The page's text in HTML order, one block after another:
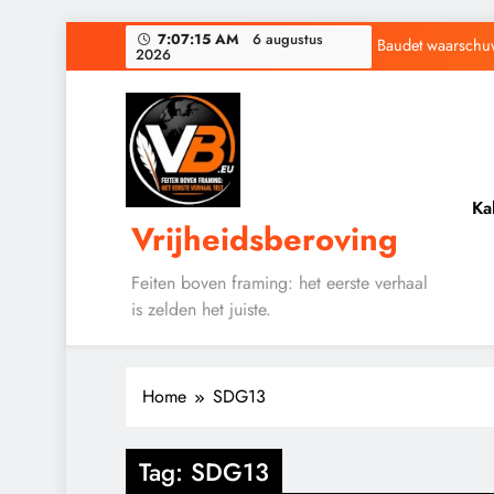
7:07:15 AM 6 augustus
2026
Baudet
Baudet
Waarom
Vrijheidsberoving
Feiten boven framing: het eerste verhaal
is zelden het juiste.
Home SDG13
Tag: SDG13